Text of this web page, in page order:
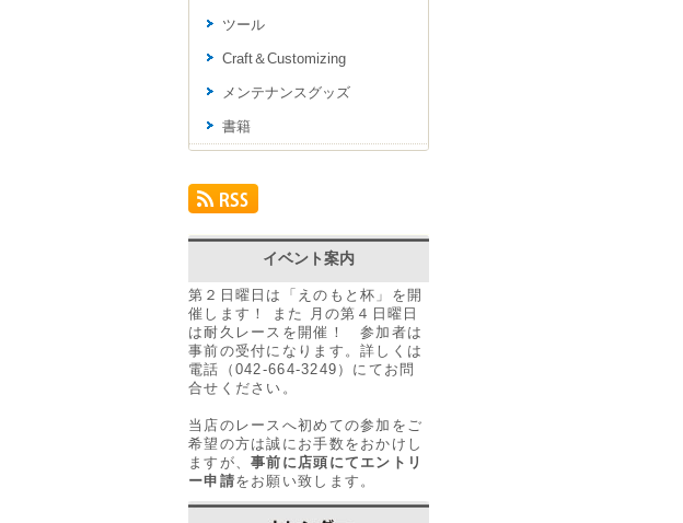
ツール
Craft＆Customizing
メンテナンスグッズ
書籍
イベント案内
第２日曜日は「えのもと杯」を開
催します！ また 月の第４日曜日
は耐久レースを開催！ 参加者は
事前の受付になります。詳しくは
電話（042-664-3249）にてお問
合せください。
当店のレースへ初めての参加をご
希望の方は誠にお手数をおかけし
ますが、事前に店頭にてエントリ
ー申請をお願い致します。